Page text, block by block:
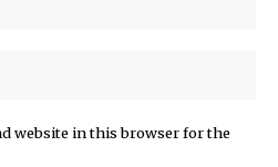
website in this browser for the